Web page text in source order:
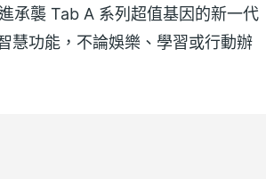
承襲 Tab A 系列超值基因的新一代
慧功能，不論娛樂、學習或行動辦